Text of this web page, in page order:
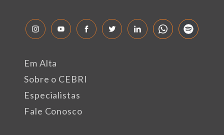
Em Alta
Sobre o CEBRI
Especialistas
Fale Conosco